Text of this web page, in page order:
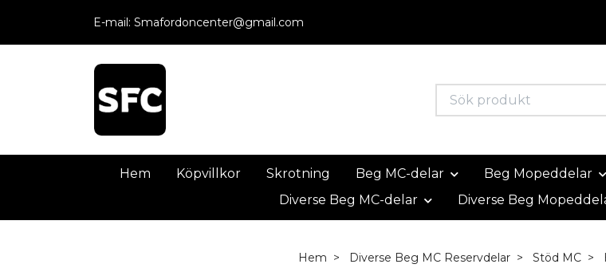
E-mail: Smafordoncenter@gmail.com
Hem Köpvillkor Skrotning Beg MC-delar Beg Mopeddelar
Diverse Beg MC-delar
Diverse Beg
Hem Diverse Beg MC Reservdelar Stöd MC